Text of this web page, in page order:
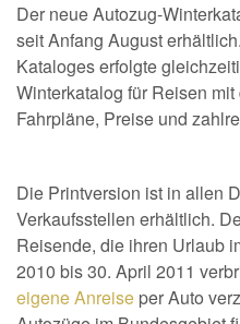
Der neue Autozug-
seit Anfang August
Kataloges erfolgte
Winterkatalog für Reisen
Fahrpläne, Preise und
Die Printversion ist in allen
Verkaufsstellen erhältlich.
Reisende, die ihren Urlaub
2010 bis 30. April 2011
eigene Anreise per Auto